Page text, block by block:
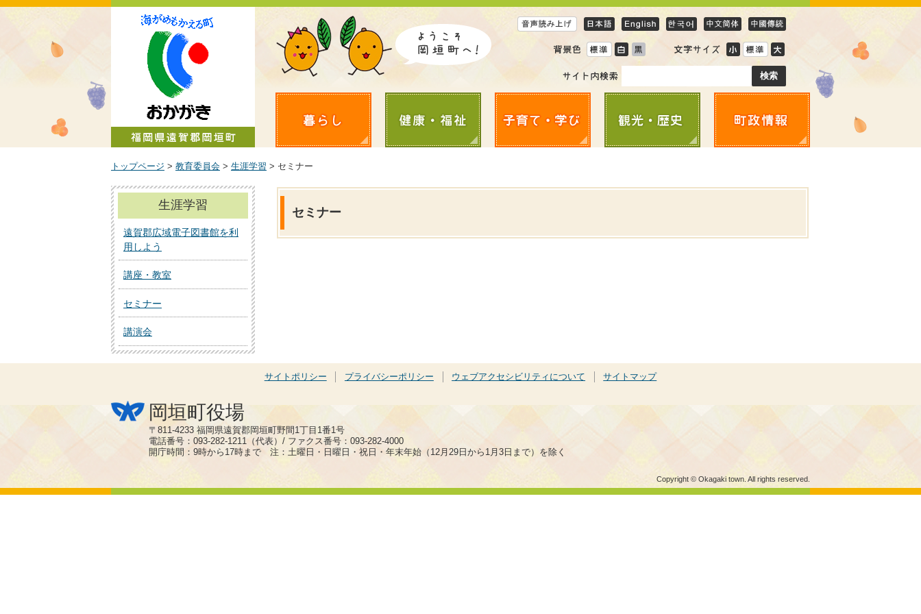
トップページ > 教育委員会 > 生涯学習 > セミナー
セミナー
生涯学習
遠賀郡広域電子図書館を利
用しよう
講座・教室
セミナー
講演会
サイトポリシー プライバシーポリシー ウェブアクセシビリティについて サイトマップ
岡垣町役場
〒811-4233 福岡県遠賀郡岡垣町野間1丁目1番1号
電話番号：093-282-1211（代表）/ ファクス番号：093-282-4000
開庁時間：9時から17時まで 注：土曜日・日曜日・祝日・年末年始（12月29日から1月3日まで）を除く
Copyright © Okagaki town. All rights reserved.